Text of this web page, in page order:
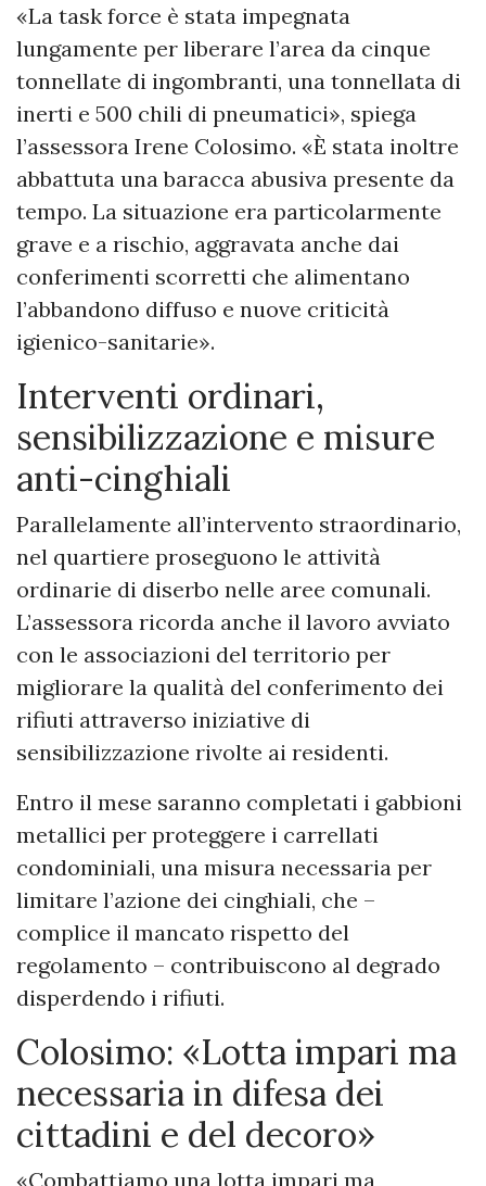
«La task force è stata impegnata
lungamente per liberare l’area da cinque
tonnellate di ingombranti, una tonnellata di
inerti e 500 chili di pneumatici», spiega
l’assessora Irene Colosimo. «È stata inoltre
abbattuta una baracca abusiva presente da
tempo. La situazione era particolarmente
grave e a rischio, aggravata anche dai
conferimenti scorretti che alimentano
l’abbandono diffuso e nuove criticità
igienico-sanitarie».
Interventi ordinari,
sensibilizzazione e misure
anti-cinghiali
Parallelamente all’intervento straordinario,
nel quartiere proseguono le attività
ordinarie di diserbo nelle aree comunali.
L’assessora ricorda anche il lavoro avviato
con le associazioni del territorio per
migliorare la qualità del conferimento dei
rifiuti attraverso iniziative di
sensibilizzazione rivolte ai residenti.
Entro il mese saranno completati i gabbioni
metallici per proteggere i carrellati
condominiali, una misura necessaria per
limitare l’azione dei cinghiali, che –
complice il mancato rispetto del
regolamento – contribuiscono al degrado
disperdendo i rifiuti.
Colosimo: «Lotta impari ma
necessaria in difesa dei
cittadini e del decoro»
«Combattiamo una lotta impari ma